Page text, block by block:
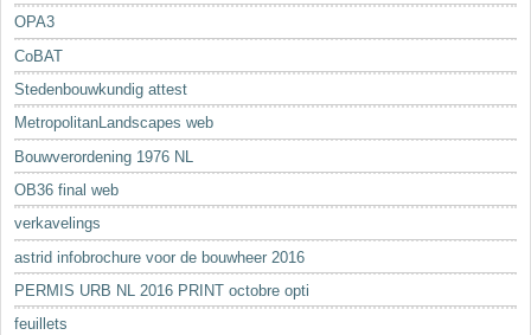
OPA3
CoBAT
Stedenbouwkundig attest
MetropolitanLandscapes web
Bouwverordening 1976 NL
OB36 final web
verkavelings
astrid infobrochure voor de bouwheer 2016
PERMIS URB NL 2016 PRINT octobre opti
feuillets